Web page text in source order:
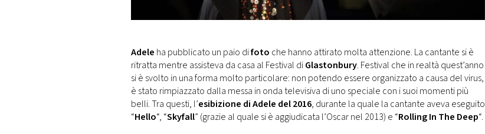
MONACO
RMC
CONSIGLIA
Adele ha pubblicato un paio difoto che hanno attirato molta attenzione. La cantante si è
ritratta mentre assisteva da casa al Festival diGlastonbury. Festival che in realtà quest’anno
si è svolto in una forma molto particolare: non potendo essere organizzato a causa del virus,
è stato rimpiazzato dalla messa in onda televisiva di uno speciale con i suoi momenti più
belli. Tra questi, l’esibizione di Adele del 2016, durante la quale la cantante aveva eseguito
“Hello“, “Skyfall” (grazie al quale si è aggiudicata l’Oscar nel 2013) e “Rolling In The Deep“.